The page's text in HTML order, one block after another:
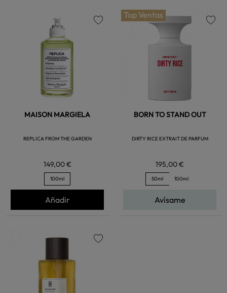
MAISON MARGIELA
REPLICA FROM THE GARDEN
149,00 €
100ml
Añadir
Top Ventas
BORN TO STAND OUT
DIRTY RICE EXTRAIT DE PARFUM
195,00 €
50ml 100ml
Avísame